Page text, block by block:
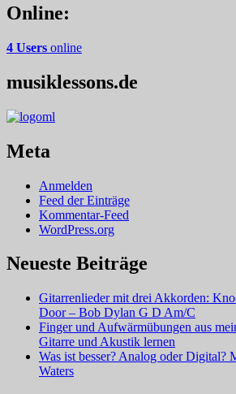
Online:
4 Users online
musiklessons.de
Meta
Anmelden
Feed der Einträge
Kommentar-Feed
WordPress.org
Neueste Beiträge
Gitarrenlieder mit drei Akkorden:
Door – Bob Dylan G D Am/C
Finger und Aufwärmübungen aus
Gitarre und Akustik lernen
Was ist besser? Analog oder Digital?
Waters